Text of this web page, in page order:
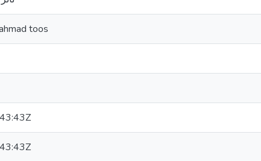
toos